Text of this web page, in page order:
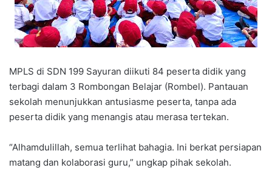
MPLS di SDN 199 Sayuran diikuti 84 peserta didik yang
terbagi dalam 3 Rombongan Belajar (Rombel). Pantauan
sekolah menunjukkan antusiasme peserta, tanpa ada
peserta didik yang menangis atau merasa tertekan.
“Alhamdulillah, semua terlihat bahagia. Ini berkat persiapan
matang dan kolaborasi guru,” ungkap pihak sekolah.